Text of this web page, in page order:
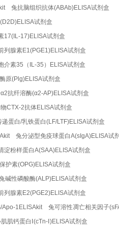
兔抗脑组织抗体(ABAb)ELISA试剂盒
试剂盒
17)ELISA试剂盒
腺素E1(PGE1)ELISA试剂盒
素35（IL-35）ELISA试剂盒
原(Plg)ELISA试剂盒
抗纤溶酶(α2-AP)ELISA试剂盒
CTX-2抗体ELISA试剂盒
蛋白/乳铁蛋白(LF/LTF)ELISA试剂盒
兔分泌型免疫球蛋白A(sIgA)ELISA试
粉样蛋白A(SAA)ELISA试剂盒
护素(OPG)ELISA试剂盒
性磷酸酶(ALP)ELISA试剂盒
腺素E2(PGE2)ELISA试剂盒
1ELISAkit 兔可溶性凋亡相关因子
肌钙蛋白Ⅰ(cTn-Ⅰ)ELISA试剂盒